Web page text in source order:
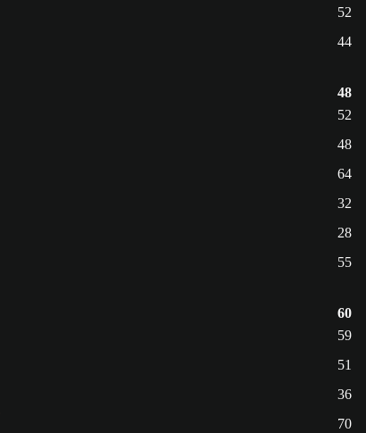
52
44
48
52
48
64
32
28
55
60
59
51
36
70